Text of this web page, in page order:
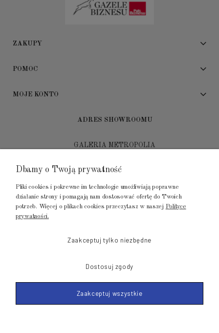
ZAKUPY
POMOC
MOJE KONTO
ADRES SHOWROOMU
GALERIA METROPOLIA
80-452 Gdańsk
tel.: 502 104 104
mail: biuro@luksusowysen.pl
Made with
Dbamy o Twoją prywatność
Pliki cookies i pokrewne im technologie umożliwiają poprawne
działanie strony i pomagają nam dostosować ofertę do Twoich
potrzeb. Więcej o plikach cookies przeczytasz w naszej Polityce
prywatności.
Zaakceptuj tylko niezbędne
Dostosuj zgody
Zaakceptuj wszystkie